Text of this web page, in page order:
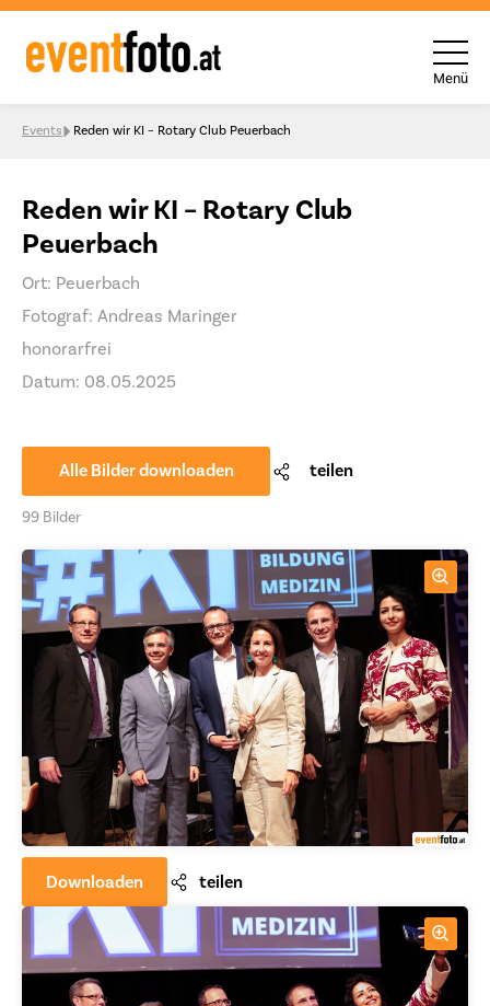
Skip to content
Menü
Events Reden wir KI – Rotary Club Peuerbach
Reden wir KI – Rotary Club
Peuerbach
Ort: Peuerbach
Fotograf: Andreas Maringer
honorarfrei
Datum: 08.05.2025
Alle Bilder downloaden teilen
99 Bilder
Downloaden teilen